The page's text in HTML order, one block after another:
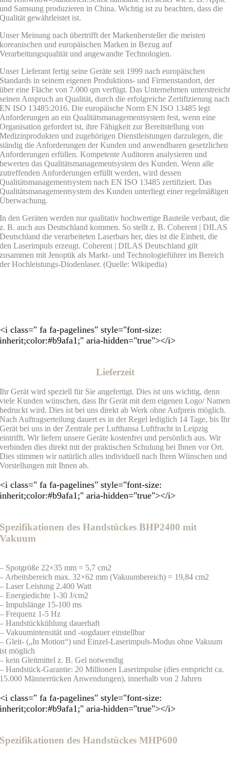
und Samsung produzieren in China. Wichtig ist zu beachten, dass die
Qualität gewährleistet ist.
Unser Meinung nach übertrifft der Markenhersteller die meisten
koreanischen und europäischen Marken in Bezug auf
Verarbeitungsqualität und angewandte Technologien.
Unser Lieferant fertig seine Geräte seit 1999 nach europäischen
Standards in seinem eigenen Produktions- und Firmenstandort, der
über eine Fläche von 7.000 qm verfügt. Das Unternehmen unterstreicht
seinen Anspruch an Qualität, durch die erfolgreiche Zertifizierung nach
EN ISO 13485:2016. Die europäische Norm EN ISO 13485 legt
Anforderungen an ein Qualitätsmanagementsystem fest, wenn eine
Organisation gefordert ist, ihre Fähigkeit zur Bereitstellung von
Medizinprodukten und zugehörigen Dienstleistungen darzulegen, die
ständig die Anforderungen der Kunden und anwendbaren gesetzlichen
Anforderungen erfüllen. Kompetente Auditoren analysieren und
bewerten das Qualitätsmanagementsystem des Kunden. Wenn alle
zutreffenden Anforderungen erfüllt werden, wird dessen
Qualitätsmanagementsystem nach EN ISO 13485 zertifiziert. Das
Qualitätsmanagementsystem des Kunden unterliegt einer regelmäßigen
Überwachung.
In den Geräten werden nur qualitativ hochwertige Bauteile verbaut, die
z. B. auch aus Deutschland kommen. So stellt z. B. Coherent | DILAS
Deutschland die verarbeiteten Laserbars her, dies ist die Einheit, die
den Laserimpuls erzeugt. Coherent | DILAS Deutschland gilt
zusammen mit Jenoptik als Markt- und Technologieführer im Bereich
der Hochleistungs-Diodenlaser. (Quelle: Wikipedia)
<i class=" fa fa-pagelines" style="font-size:
inherit;color:#b9afa1;" aria-hidden="true"></i>
Lieferzeit
Ihr Gerät wird speziell für Sie angefertigt. Dies ist uns wichtig, denn
viele Kunden wünschen, dass Ihr Gerät mit dem eigenen Logo/ Namen
bedruckt wird. Dies ist bei uns direkt ab Werk ohne Aufpreis möglich.
Nach Auftragserteilung dauert es in der Regel lediglich 14 Tage, bis Ihr
Gerät bei uns in der Zentrale per Lufthansa Luftfracht in Leipzig
eintrifft. Wir liefern unsere Geräte kostenfrei und persönlich aus. Wir
verbinden dies direkt mit der praktischen Schulung bei Ihnen vor Ort.
Dies stimmen wir natürlich alles individuell nach Ihren Wünschen und
Vorstellungen mit Ihnen ab.
<i class=" fa fa-pagelines" style="font-size:
inherit;color:#b9afa1;" aria-hidden="true"></i>
Spezifikationen des Handstückes BHP2400 mit
Vakuum
– Spotgröße 22×35 mm = 5,7 cm2
– Arbeitsbereich max. 32×62 mm (Vakuumbereich) = 19,84 cm2
– Laser Leistung 2.400 Watt
– Energiedichte 1-30 J/cm2
– Impulslänge 15-100 ms
– Frequenz 1-5 Hz
– Handstückkühlung dauerhaft
– Vakuumintensität und -sogdauer einstellbar
– Gleit- („In Motion“) und Einzel-Laserimpuls-Modus ohne Vakuum
ist möglich
– kein Gleitmittel z. B. Gel notwendig
– Handstück-Garantie: 20 Millionen Laserimpulse (dies entspricht ca.
15.000 Männerrücken Anwendungen), innerhalb von 2 Jahren
<i class=" fa fa-pagelines" style="font-size:
inherit;color:#b9afa1;" aria-hidden="true"></i>
Spezifikationen des Handstückes MHP600